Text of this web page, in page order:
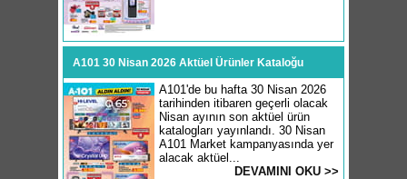
A101 30 Nisan 2026 Aktüel Ürünler Kataloğu
A101'de bu hafta 30 Nisan 2026
tarihinden itibaren geçerli olacak
Nisan ayının son aktüel ürün
katalogları yayınlandı. 30 Nisan
A101 Market kampanyasında yer
alacak aktüel...
DEVAMINI OKU >>